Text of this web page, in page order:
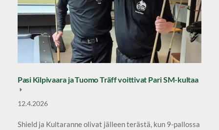
Pasi Kilpivaara ja Tuomo Träff voittivat Pari SM-kultaa
12.4.2026
Shield ja Kultaranne olivat jälleen terästä, kun 9-pallossa